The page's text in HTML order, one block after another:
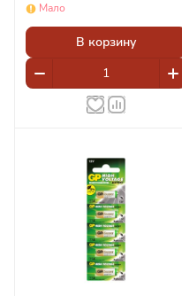
Мало
В корзину